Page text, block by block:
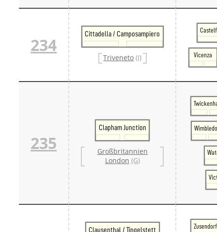
234
Cittadella / Camposampiero
Triveneto (I) Vicenza
235
Clapham Junction
Großbritannien
London (G)
Clausenthal / Tingelstett Zusendorf